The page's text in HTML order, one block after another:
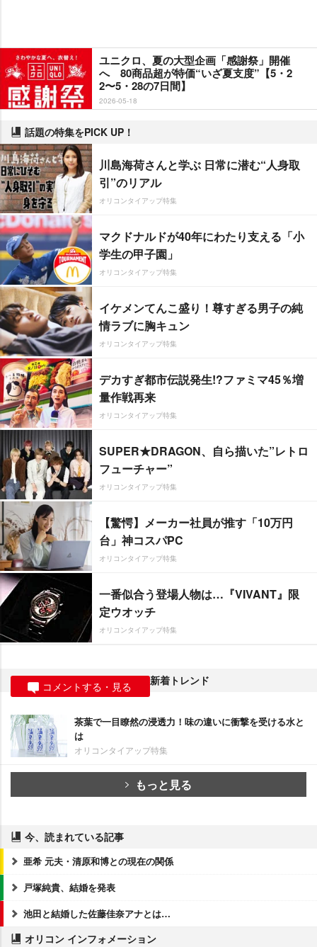
ユニクロ、夏の大型企画「感謝祭」開催
へ 80商品超が特価“いざ夏支度”【5・2
2〜5・28の7日間】
2026-05-18
話題の特集をPICK UP！
川島海荷さんと学ぶ 日常に潜む“人身取
引”のリアル
オリコンタイアップ特集
マクドナルドが40年にわたり支える「小
学生の甲子園」
オリコンタイアップ特集
イケメンてんこ盛り！尊すぎる男子の純
情ラブに胸キュン
オリコンタイアップ特集
デカすぎ都市伝説発生!?ファミマ45％増
量作戦再来
オリコンタイアップ特集
SUPER★DRAGON、自ら描いた”レトロ
フューチャー”
オリコンタイアップ特集
【驚愕】メーカー社員が推す「10万円
台」神コスパPC
オリコンタイアップ特集
一番似合う登場人物は…『VIVANT』限
定ウオッチ
オリコンタイアップ特集
コメントする・見る 新着トレンド
茶葉で一目瞭然の浸透力！味の違いに衝撃を受ける水と
は
オリコンタイアップ特集
もっと見る
今、読まれている記事
亜希 元夫・清原和博との現在の関係
戸塚純貴、結婚を発表
池田と結婚した佐藤佳奈アナとは…
オリコン インフォメーション